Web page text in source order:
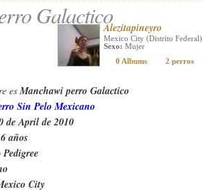
GalacticoAlezitapineyro
Mexico City (Distrito Federal)
Sexo: Mujer
0 Albums
2 perros
esManchawi perro Galactico
Sin Pelo Mexicano
de April de 2010
años
Pedigree
City